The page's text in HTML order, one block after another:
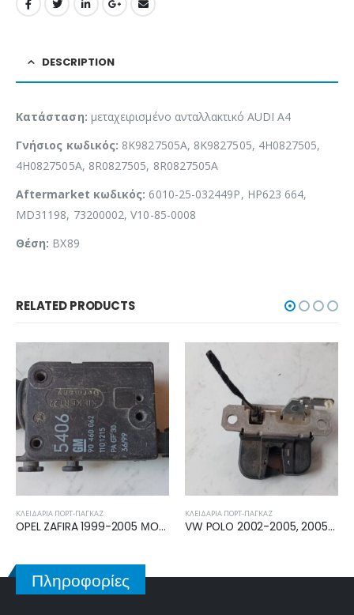
DESCRIPTION
Κατάσταση: μεταχειρισμένο ανταλλακτικό AUDI A4
Γνήσιος κωδικός: 8K9827505A, 8K9827505, 4H0827505,
4H0827505A, 8R0827505, 8R0827505A
Aftermarket κωδικός: 6010-25-032449P, HP623 664,
MD31198, 73200002, V10-85-0008
Θέση: BX89
RELATED PRODUCTS
ΚΛΕΙΔΑΡΙΆ ΠΟΡΤ-ΠΑΓΚΑΖ ΚΛΕΙΔΑΡΙΆ ΠΟΡΤ-ΠΑΓΚΑΖ
Πληροφορίες